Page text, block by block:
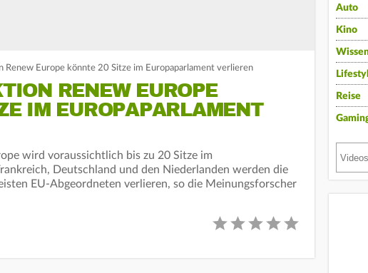
Renew Europe könnte 20 Sitze im Europaparlament verlieren
RENEW EUROPE
IM EUROPAPARLAMENT
wird voraussichtlich bis zu 20 Sitze im
Deutschland und den Niederlanden werden die
EU-Abgeordneten verlieren, so die Meinungsforscher
Auto
Kino
Reise